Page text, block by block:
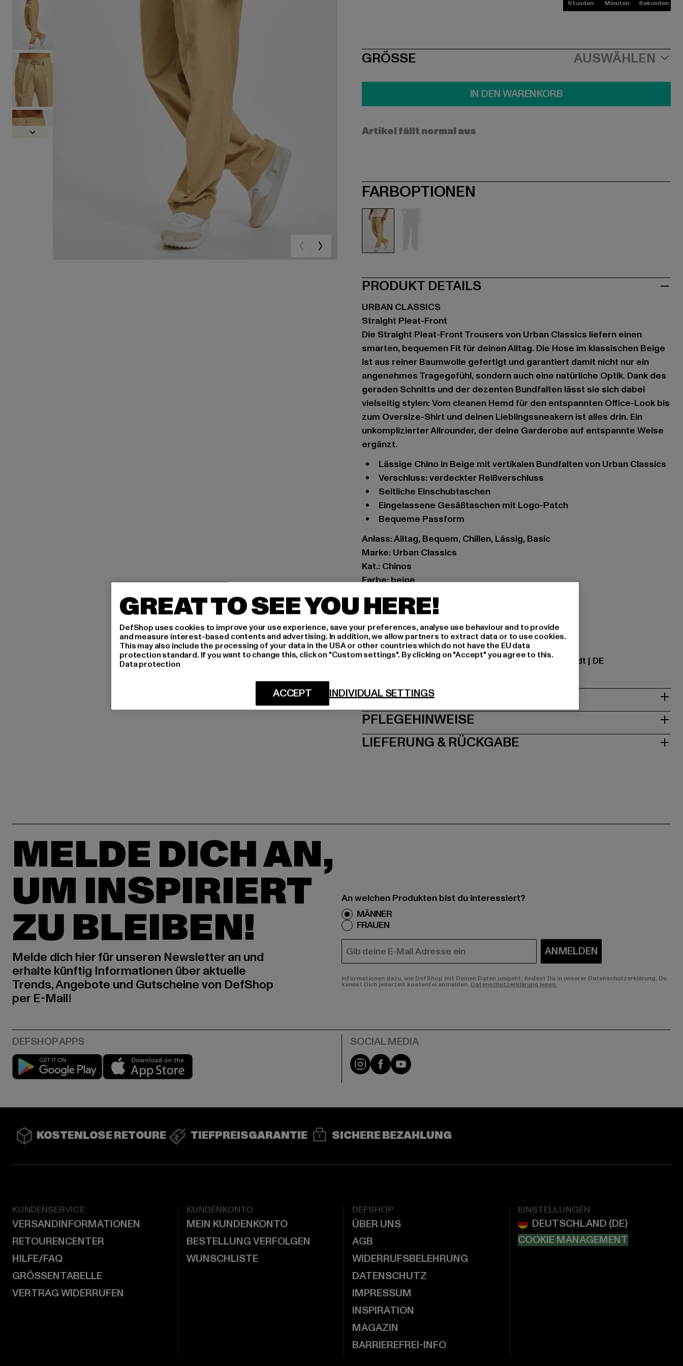
Stunden Minuten Sekunden
SIZE
GRÖSSE AUSWÄHLEN
IN DEN WARENKORB
Artikel fällt normal aus
FARBOPTIONEN
PRODUKT DETAILS
URBAN CLASSICS
Straight Pleat-Front
Die Straight Pleat-Front Trousers von Urban Classics liefern einen
smarten, bequemen Fit für deinen Alltag. Die Hose im klassischen Beige
ist aus reiner Baumwolle gefertigt und garantiert damit nicht nur ein
angenehmes Tragegefühl, sondern auch eine natürliche Optik. Dank des
geraden Schnitts und der dezenten Bundfalten lässt sie sich dabei
vielseitig stylen: Vom cleanen Hemd für den entspannten Office-Look bis
zum Oversize-Shirt und deinen Lieblingssneakern ist alles drin. Ein
unkomplizierter Allrounder, der deine Garderobe auf entspannte Weise
ergänzt.
Lässige Chino in Beige mit vertikalen Bundfalten von Urban Classics
Verschluss: verdeckter Reißverschluss
Seitliche Einschubtaschen
Eingelassene Gesäßtaschen mit Logo-Patch
Bequeme Passform
Anlass: Alltag, Bequem, Chillen, Lässig, Basic
Marke: Urban Classics
Kat.: Chinos
Farbe: beige
Hersteller Farbe: unionbeige
Materialzusammensetzung: 100% Baumwolle
Art.Nr: TB4724-03738
Hersteller: TB International GmbH |info@tbint.de
Dr.-Robert-Murjahn-Straße 7 | 64372 Ober-Ramstadt | DE
GRÖSSE & PASSFORM
PFLEGEHINWEISE
LIEFERUNG & RÜCKGABE
MELDE DICH AN,
UM INSPIRIERT
ZU BLEIBEN!
Melde dich hier für unseren Newsletter an und
erhalte künftig Informationen über aktuelle
Trends, Angebote und Gutscheine von DefShop
per E-Mail!
An welchen Produkten bist du interessiert?
MÄNNER
FRAUEN
E-MAIL ANMELDEN
Informationen dazu, wie DefShop mit Deinen Daten umgeht, findest Du in unserer Datenschutzerklärung. Du
kannst Dich jederzeit kostenfei abmelden. Datenschutzerklärung lesen.
Play market Instagram
FacebookYouTube
KOSTENLOSE RETOURE TIEFPREISGARANTIE SICHERE BEZAHLUNG
KUNDENSERVICE
VERSANDINFORMATIONEN
RETOURENCENTER
HILFE/FAQ
GRÖSSENTABELLE
VERTRAG WIDERRUFEN
KUNDENKONTO
MEIN KUNDENKONTO
BESTELLUNG VERFOLGEN
WUNSCHLISTE
DEFSHOP
ÜBER UNS
AGB
WIDERRUFSBELEHRUNG
DATENSCHUTZ
IMPRESSUM
INSPIRATION
MAGAZIN
BARRIEREFREI-INFO
EINSTELLUNGEN
COOKIE MANAGEMENT
GREAT TO SEE YOU HERE!
DefShop uses cookies to improve your use experience, save your preferences, analyse use behaviour and to provide
and measure interest-based contents and advertising. In addition, we allow partners to extract data or to use cookies.
This may also include the processing of your data in the USA or other countries which do not have the EU data
protection standard. If you want to change this, click on "Custom settings". By clicking on "Accept" you agree to this.
Data protection
INDIVIDUAL SETTINGS
ACCEPT